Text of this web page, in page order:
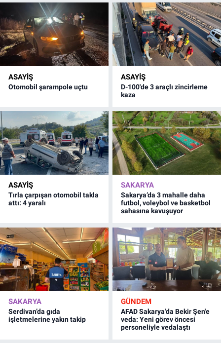
ASAYİŞ
Otomobil şarampole uçtu
ASAYİŞ
D-100'de 3 araçlı zincirleme
kaza
ASAYİŞ
Tırla çarpışan otomobil takla
attı: 4 yaralı
SAKARYA
Sakarya’da 3 mahalle daha
futbol, voleybol ve basketbol
sahasına kavuşuyor
SAKARYA
Serdivan’da gıda
işletmelerine yakın takip
GÜNDEM
AFAD Sakarya'da Bekir Şen'e
veda: Yeni görev öncesi
personeliyle vedalaştı